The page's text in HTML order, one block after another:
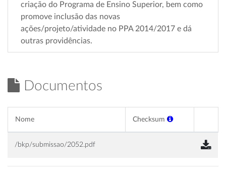
criação do Programa de Ensino Superior, bem como
promove inclusão das novas
ações/projeto/atividade no PPA 2014/2017 e dá
outras providências.
Documentos
Nome Checksum
/bkp/submissao/2052.pdf